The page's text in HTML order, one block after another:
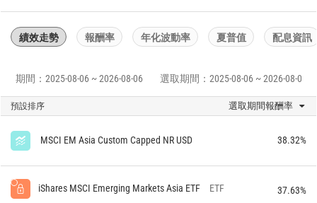
績效走勢 報酬率 年化波動率 夏普值 配息資訊
期間：2025-08-06 ~ 2026-08-06 選取期間：2025-08-06 ~ 2026-08-06
預設排序 選取期間報酬率
MSCI EM Asia Custom Capped NR USD 38.32%
iShares MSCI Emerging Markets Asia ETF ETF 37.63%